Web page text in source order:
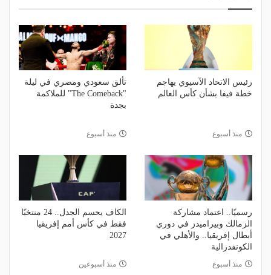
رئيس الاتحاد الآسيوي يهاجم
خطة فيفا بشأن كأس العالم
منذ أسبوع
تألق سعودي ومصري في ليلة
"The Comeback" للملاكمة
بجدة
منذ أسبوع
رسميًا.. اعتماد مشاركة
الزمالك وبيراميدز في دوري
أبطال إفريقيا.. والأهلي في
الكونفدرالية
منذ أسبوع
الكاف يحسم الجدل.. 24 منتخبًا
فقط في كأس أمم إفريقيا
2027
منذ أسبوعين